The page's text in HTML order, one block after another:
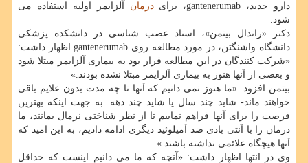
دارو جدید، gantenerumab، برای
درمان آلزایمر اولیه استفاده می
شود.
دکتر «راندال بیتمن»، استاد عصب شناسی در دانشکده پزشکی
دانشگاه واشنگتن، در مورد مطالعه روی gantenerumab اظهار داشت:
«شرکت کنندگان در این مطالعه قرار بود به بیماری آلزایمر مبتلا شود
و بعضی از آنها هنوز به بیماری آلزایمر مبتلا نشده بودند.»
بیتمن افزود: «ما هنوز نمی دانیم که آنها تا چه مدت بدون علایم باقی
خواهند ماند- شاید چند سال یا شاید چند دهه. به جهت اینکه بهترین
فرصت را برای آنها فراهم نماییم تا از نظر شناختی نرمال بمانند، ما
درمان را با آنتی بادی ضد آمیلوئید دیگری ادامه دادیم، به این امید که
آنها هیچگاه علائمی نداشته باشند.»
وی در انتها اظهار داشت: «آنچه که ما می دانیم اینست که حداقل